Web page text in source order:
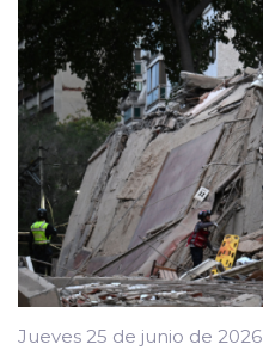
Jueves 25 de junio de 2026